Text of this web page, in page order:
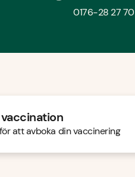
0176-28 27 70
att avboka din vaccinering